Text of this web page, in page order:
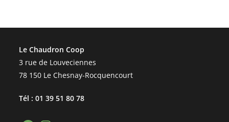
Le Chaudron Coop
3 rue de Louveciennes
78 150 Le Chesnay-Rocquencourt
Tél : 01 39 51 80 78